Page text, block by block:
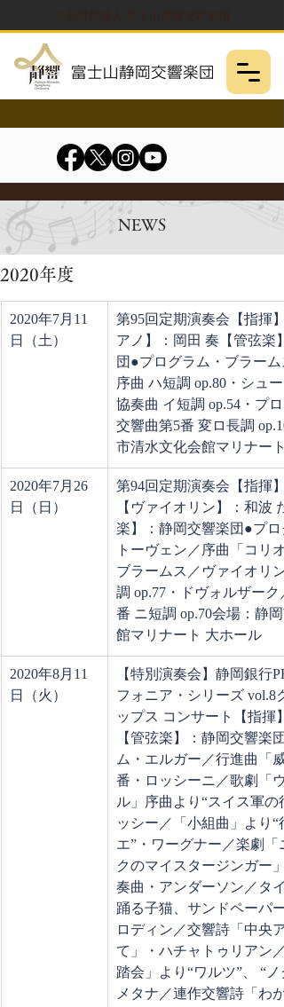
NEWS
2020年度
2020年7月11
日（土）
第95回定期演奏会【指揮】
アノ】：岡田 奏【管弦楽
団●プログラム・ブラーム
序曲 ハ短調 op.80・シュ
協奏曲 イ短調 op.54・プ
交響曲第5番 変ロ長調
市清水文化会館マリナート
2020年7月26
日（日）
第94回定期演奏会【指揮】
【ヴァイオリン】：和波
楽】：静岡交響楽団●プロ
トーヴェン／序曲「コリ
ブラームス／ヴァイオリン
調 op.77・ドヴォルザーク
番 ニ短調 op.70会場：静
館マリナート 大ホール
2020年8月11
日（火）
【特別演奏会】静岡銀行
フォニア・シリーズ vol.8
ップス コンサート【指揮
【管弦楽】：静岡交響楽
ム・エルガー／行進曲「
番・ロッシーニ／歌劇「
ル」序曲より“スイス軍の
ッシー／「小組曲」より“
エ”・ワーグナー／楽劇「
クのマイスタージンガー
奏曲・アンダーソン／タ
踊る子猫、サンドペーパ
ロディン／交響詩「中央
て」・ハチャトゥリアン
踏会」より“ワルツ”、 “ノ
メタナ／連作交響詩「わ